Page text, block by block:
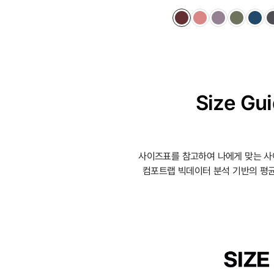
Size
사이즈표를 참고하여 나에게 맞는
컴포트랩 빅데이터 분석 기반의 평